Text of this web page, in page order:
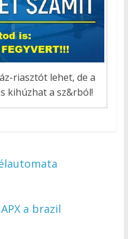
riasztót lehet, de a
kihúzhat a sz&rból!
a brazil